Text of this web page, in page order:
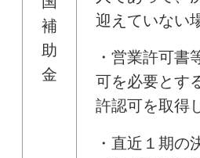
補
助
金
迎えていない
・営業許可書
可を必要とす
許認可を取得
・直近１期の